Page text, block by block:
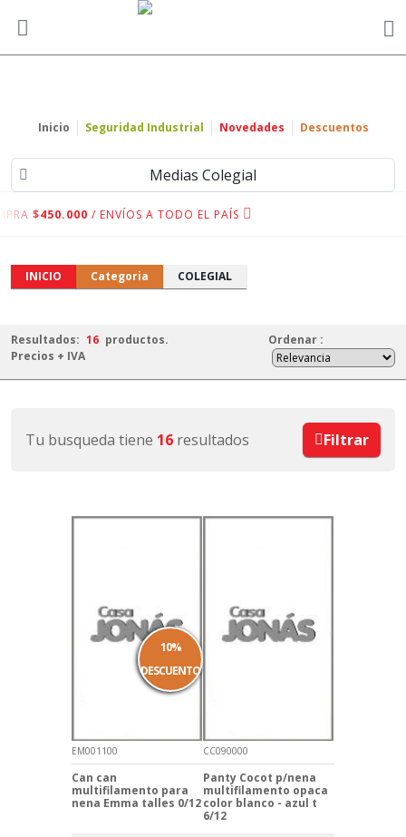
Inicio Seguridad Industrial Novedades Descuentos
Medias Colegial
$450.000 / ENVÍOS A TODO EL PAÍS
INICIO Categoria COLEGIAL
Resultados: 16 productos.
Precios + IVA
Ordenar :
Tu busqueda tiene 16 resultados Filtrar
EM001100
Can can
multifilamento para
nena Emma talles 0/12
10%
DESCUENTO
CC090000
Panty Cocot p/nena
multifilamento opaca
color blanco - azul t
6/12